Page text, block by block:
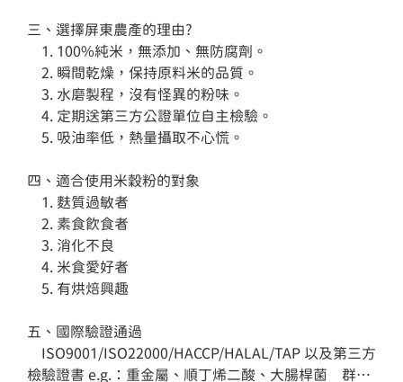
三、選擇屏東農產的理由?
四、適合使用米穀粉的對象
五、國際驗證通過
檢驗證書 e.g.：重金屬、順丁烯二酸、大腸桿菌    群…